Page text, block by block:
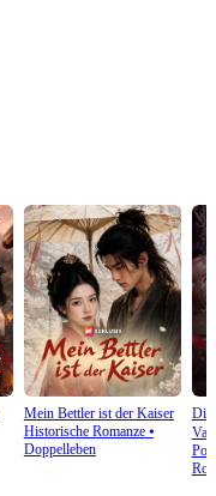
Mein Bettler ist der Kaiser
Historische Romanze⦁
Doppelleben
Die